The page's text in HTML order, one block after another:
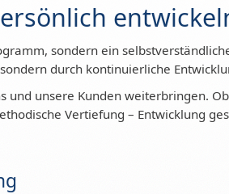
sondern ein
durch kontinuierliche
und unsere Kunden weiterbringen.
Vertiefung – Entwicklung